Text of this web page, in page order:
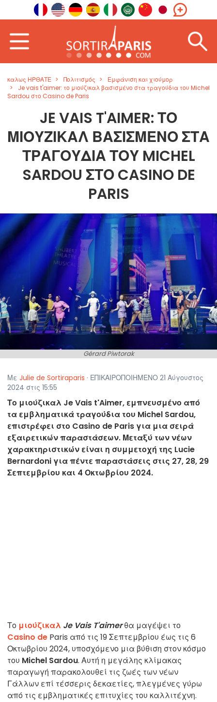
καλως ΗΡΘΑΤΕ Πολιτισμός
Εμφάνιση και χιούμορ
Je vais t'aimer: το μιούζικαλ βασισμένο στα τραγούδια του Michel
Sardou στο Casino de Paris
JE VAIS T'AIMER: ΤΟ
ΜΙΟΎΖΙΚΑΛ ΒΑΣΙΣΜΈΝΟ ΣΤΑ
ΤΡΑΓΟΎΔΙΑ ΤΟΥ MICHEL
SARDOU ΣΤΟ CASINO DE
PARIS
Gérard Piwtorak
Με Julie de Sortiraparis · ΕΠΙΚΑΙΡΟΠΟΙΗΜΕΝΟ 21 Αύγουστος
2024 στις 15:55
Το μιούζικαλ Je Vais t'Aimer, εμπνευσμένο από
τα εμβληματικά τραγούδια του Michel Sardou,
επιστρέφει στο Casino de Paris για μια σειρά
εξαιρετικών παραστάσεων. Μεταξύ των νέων
χαρακτηριστικών είναι η συμμετοχή της Lucie
Bernardoni για πέντε παραστάσεις στις 27, 28, 29
Σεπτεμβρίου και 4 Οκτωβρίου 2024.
Το μιούζικαλ Je Vais T'aimerθα μαγέψει το
Casino de Paris από τις 19 Σεπτεμβρίου έως τις 6
Οκτωβρίου 2024, υποσχόμενο μια βύθιση στον κόσμο
του Michel Sardou. Αυτή η μεγάλης κλίμακας
παραγωγή παρακολουθεί τις ζωές των νέων
Γάλλων επί τέσσερις δεκαετίες, πλεγμένες γύρω
από τις εμβληματικές επιτυχίες του καλλιτέχνη.